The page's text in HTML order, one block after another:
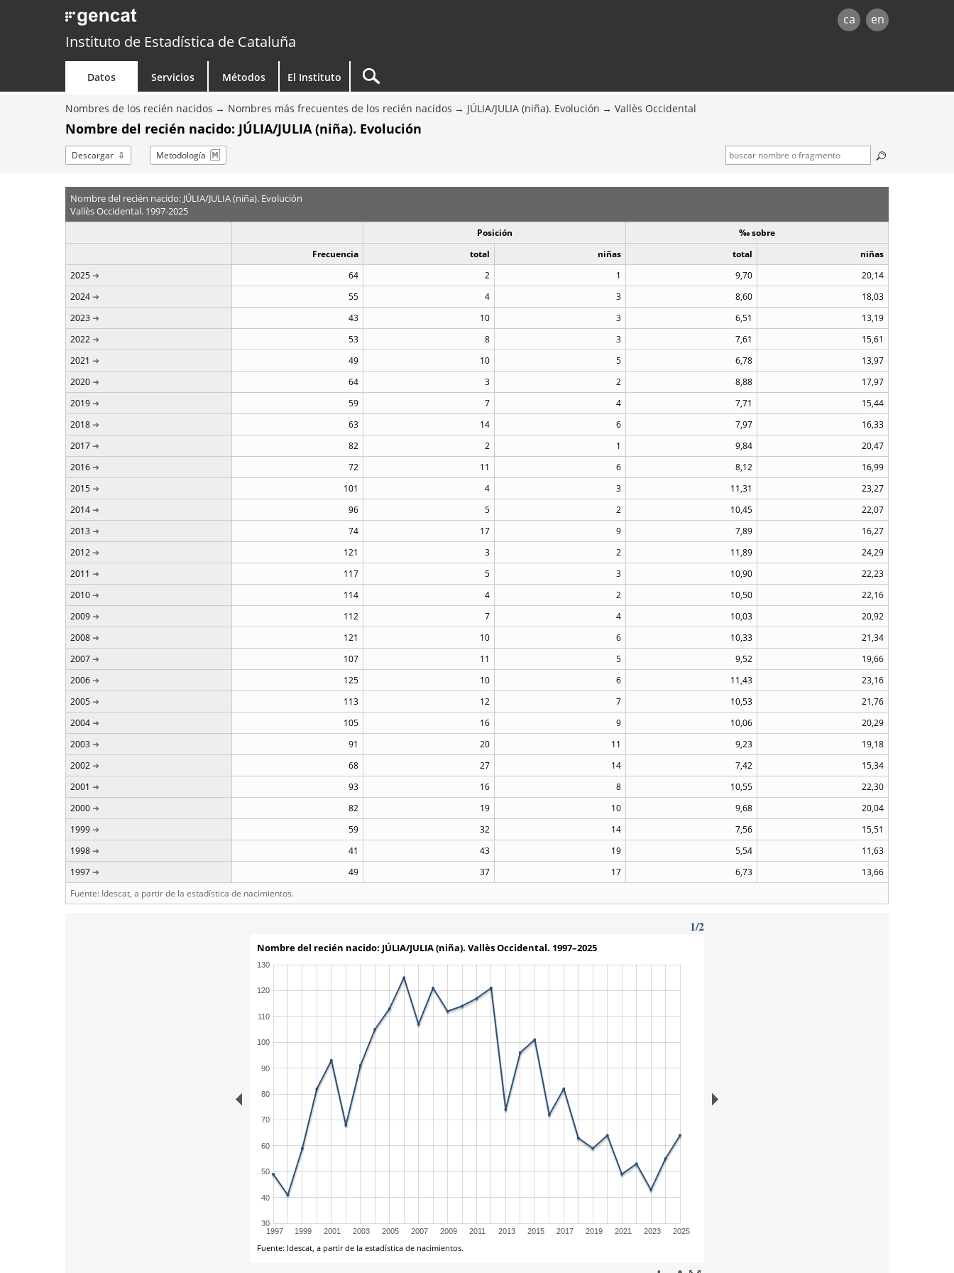
ca en
Instituto de Estadística de Cataluña
Datos Servicios Métodos El Instituto
Nombres de los recién nacidos Nombres más frecuentes de los recién nacidos JÚLIA/JULIA (niña). Evolución Vallès Occidental
Nombre del recién nacido: JÚLIA/JULIA (niña). Evolución
Descargar Metodología
Nombre del recién nacido: JÚLIA/JULIA (niña). Evolución
Vallès Occidental. 1997-2025
Posición
‰ sobre
Frecuencia
total niñas total
niñas
2025
64 2 1 9,70
20,14
2024
55 4 3 8,60
18,03
2023
43 10 3 6,51
13,19
2022
53 8 3 7,61
15,61
2021
49 10 5 6,78
13,97
2020
64 3 2 8,88
17,97
2019
59 7 4 7,71
15,44
2018
63 14 6 7,97
16,33
2017
82 2 1 9,84
20,47
2016
72 11 6 8,12
16,99
2015
101 4 3 11,31
23,27
2014
96 5 2 10,45
22,07
2013
74 17 9 7,89
16,27
2012
121 3 2 11,89
24,29
2011
117 5 3 10,90
22,23
2010
114 4 2 10,50
22,16
2009
112 7 4 10,03
20,92
2008
121 10 6 10,33
21,34
2007
107 11 5 9,52
19,66
2006
125 10 6 11,43
23,16
2005
113 12 7 10,53
21,76
2004
105 16 9 10,06
20,29
2003
91 20 11 9,23
19,18
2002
68 27 14 7,42
15,34
2001
93 16 8 10,55
22,30
2000
82 19 10 9,68
20,04
1999
59 32 14 7,56
15,51
1998
41 43 19 5,54
11,63
1997
49 37 17 6,73
13,66
Fuente: Idescat, a partir de la estadística de nacimientos.